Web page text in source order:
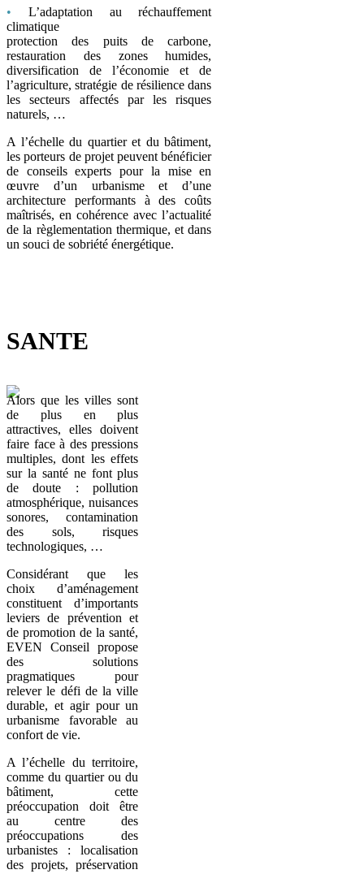
• L’adaptation au réchauffement
climatique
protection des puits de carbone,
restauration des zones humides,
diversification de l’économie et de
l’agriculture, stratégie de résilience dans
les secteurs affectés par les risques
naturels, …
A l’échelle du quartier et du bâtiment,
les porteurs de projet peuvent bénéficier
de conseils experts pour la mise en
œuvre d’un urbanisme et d’une
architecture performants à des coûts
maîtrisés, en cohérence avec l’actualité
de la règlementation thermique, et dans
un souci de sobriété énergétique.
SANTE
Alors que les villes sont
de plus en plus
attractives, elles doivent
faire face à des pressions
multiples, dont les effets
sur la santé ne font plus
de doute : pollution
atmosphérique, nuisances
sonores, contamination
des sols, risques
technologiques, …
Considérant que les
choix d’aménagement
constituent d’importants
leviers de prévention et
de promotion de la santé,
EVEN Conseil propose
des solutions
pragmatiques pour
relever le défi de la ville
durable, et agir pour un
urbanisme favorable au
confort de vie.
A l’échelle du territoire,
comme du quartier ou du
bâtiment, cette
préoccupation doit être
au centre des
préoccupations des
urbanistes : localisation
des projets, préservation